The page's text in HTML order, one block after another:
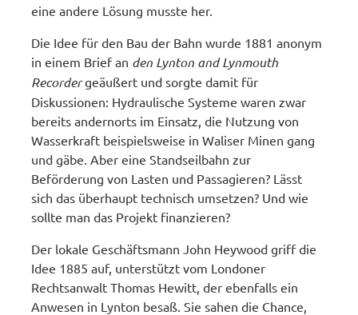
eine andere Lösung musste her.
Die Idee für den Bau der Bahn wurde 1881 anonym
in einem Brief an den Lynton and Lynmouth
Recordergeäußert und sorgte damit für
Diskussionen: Hydraulische Systeme waren zwar
bereits andernorts im Einsatz, die Nutzung von
Wasserkraft beispielsweise in Waliser Minen gang
und gäbe. Aber eine Standseilbahn zur
Beförderung von Lasten und Passagieren? Lässt
sich das überhaupt technisch umsetzen? Und wie
sollte man das Projekt finanzieren?
Der lokale Geschäftsmann John Heywood griff die
Idee 1885 auf, unterstützt vom Londoner
Rechtsanwalt Thomas Hewitt, der ebenfalls ein
Anwesen in Lynton besaß. Sie sahen die Chance,